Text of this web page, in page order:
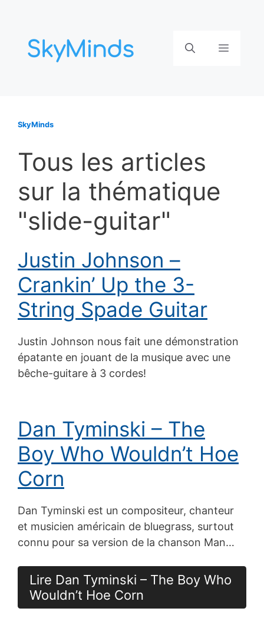
contenu
Menu
SkyMinds
Tous les articles
sur la thématique
"slide-guitar"
Justin Johnson –
Crankin’ Up the 3-
String Spade Guitar
Justin Johnson nous fait une démonstration
épatante en jouant de la musique avec une
bêche-guitare à 3 cordes!
Dan Tyminski – The
Boy Who Wouldn’t Hoe
Corn
Dan Tyminski est un compositeur, chanteur
et musicien américain de bluegrass, surtout
connu pour sa version de la chanson Man…
Lire Dan Tyminski – The Boy Who
Wouldn’t Hoe Corn